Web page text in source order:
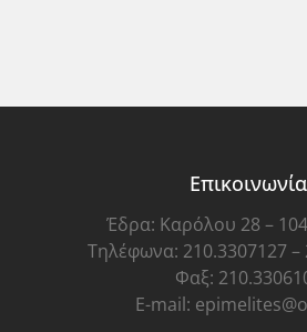
Επικοινωνία
Έδρα: Καρόλου 28 –
Τηλέφωνα: 210.3307127 –
Φαξ:
E-mail: